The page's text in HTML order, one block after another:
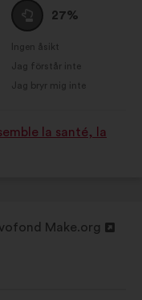
Jag
är
neutral
:
27%
betecknats
Ingen åsikt
:gånger
Jag förstår inte
:gånger
Jag bryr mig inte
:gånger
la santé, la
Make.org